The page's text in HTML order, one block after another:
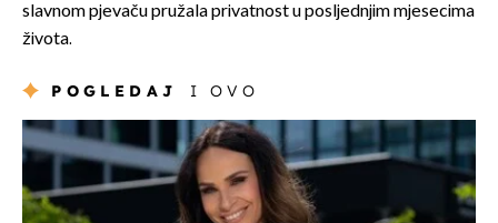
slavnom pjevaču pružala privatnost u posljednjim mjesecima
života.
POGLEDAJ I OVO